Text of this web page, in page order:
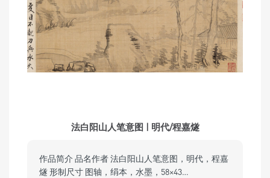
法白阳山人笔意图 | 明代/程嘉燧
作品简介 品名作者 法白阳山人笔意图，明代，程嘉
燧 形制尺寸 图轴，绢本，水墨，58×43…